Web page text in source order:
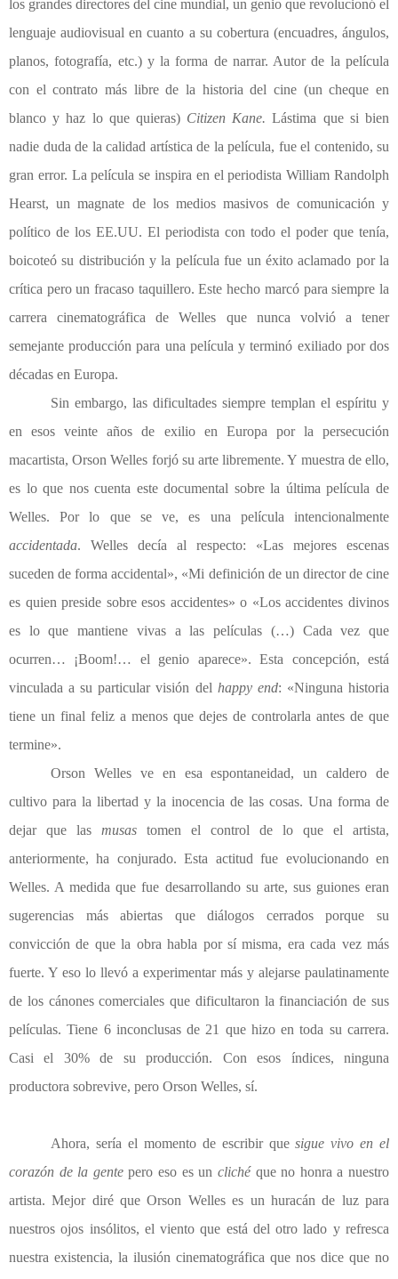
los grandes directores del cine mundial, un genio que revolucionó el
lenguaje audiovisual en cuanto a su cobertura (encuadres, ángulos,
planos, fotografía, etc.) y la forma de narrar. Autor de la película
con el contrato más libre de la historia del cine (un cheque en
blanco y haz lo que quieras) Citizen Kane. Lástima que si bien
nadie duda de la calidad artística de la película, fue el contenido, su
gran error. La película se inspira en el periodista William Randolph
Hearst, un magnate de los medios masivos de comunicación y
político de los EE.UU. El periodista con todo el poder que tenía,
boicoteó su distribución y la película fue un éxito aclamado por la
crítica pero un fracaso taquillero. Este hecho marcó para siempre la
carrera cinematográfica de Welles que nunca volvió a tener
semejante producción para una película y terminó exiliado por dos
décadas en Europa.
Sin embargo, las dificultades siempre templan el espíritu y
en esos veinte años de exilio en Europa por la persecución
macartista, Orson Welles forjó su arte libremente. Y muestra de ello,
es lo que nos cuenta este documental sobre la última película de
Welles. Por lo que se ve, es una película intencionalmente
accidentada. Welles decía al respecto: «Las mejores escenas
suceden de forma accidental», «Mi definición de un director de cine
es quien preside sobre esos accidentes» o «Los accidentes divinos
es lo que mantiene vivas a las películas (…) Cada vez que
ocurren… ¡Boom!… el genio aparece». Esta concepción, está
vinculada a su particular visión del happy end: «Ninguna historia
tiene un final feliz a menos que dejes de controlarla antes de que
termine».
Orson Welles ve en esa espontaneidad, un caldero de
cultivo para la libertad y la inocencia de las cosas. Una forma de
dejar que las musas tomen el control de lo que el artista,
anteriormente, ha conjurado. Esta actitud fue evolucionando en
Welles. A medida que fue desarrollando su arte, sus guiones eran
sugerencias más abiertas que diálogos cerrados porque su
convicción de que la obra habla por sí misma, era cada vez más
fuerte. Y eso lo llevó a experimentar más y alejarse paulatinamente
de los cánones comerciales que dificultaron la financiación de sus
películas. Tiene 6 inconclusas de 21 que hizo en toda su carrera.
Casi el 30% de su producción. Con esos índices, ninguna
productora sobrevive, pero Orson Welles, sí.
Ahora, sería el momento de escribir quesigue vivo en el
corazón de la gentepero eso es un clichéque no honra a nuestro
artista. Mejor diré que Orson Welles es un huracán de luz para
nuestros ojos insólitos, el viento que está del otro lado y refresca
nuestra existencia, la ilusión cinematográfica que nos dice que no